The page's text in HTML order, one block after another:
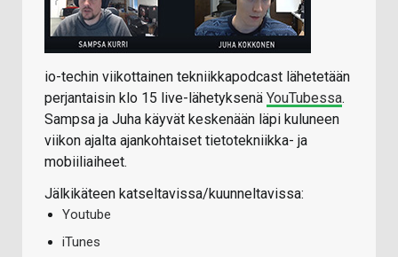
io-techin viikottainen tekniikkapodcast lähetetään
perjantaisin klo 15 live-lähetyksenä YouTubessa.
Sampsa ja Juha käyvät keskenään läpi kuluneen
viikon ajalta ajankohtaiset tietotekniikka- ja
mobiiliaiheet.
Jälkikäteen katseltavissa/kuunneltavissa:
Youtube
iTunes